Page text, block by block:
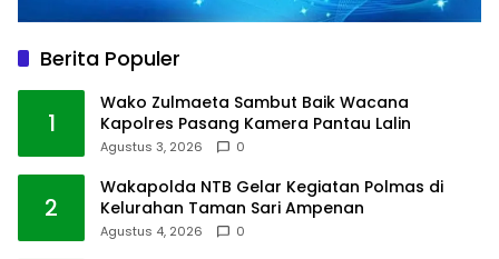
Berita Populer
1
Wako Zulmaeta Sambut Baik Wacana
Kapolres Pasang Kamera Pantau Lalin
Agustus 3, 2026 0
2
Wakapolda NTB Gelar Kegiatan Polmas di
Kelurahan Taman Sari Ampenan
Agustus 4, 2026 0